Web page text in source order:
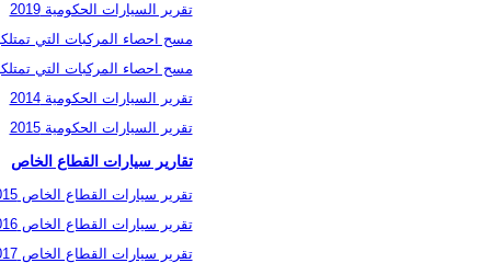
تقرير السيارات الحكومية 2019
مسح احصاء المركبات التي
مسح احصاء المركبات التي
تقرير السيارات الحكومية 2014
تقرير السيارات الحكومية 2015
تقارير سيارات القطاع الخاص
تقرير سيارات القطاع الخاص 2015
تقرير سيارات القطاع الخاص 2016
تقرير سيارات القطاع الخاص 2017